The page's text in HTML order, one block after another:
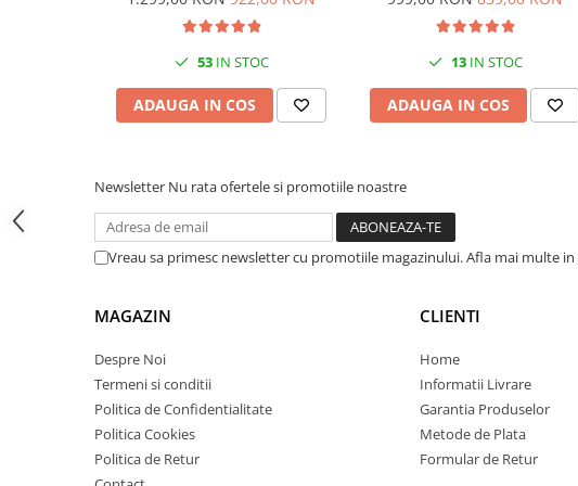
Pasta termica
SSD-uri externe
Hard disk-uri externe
Card reader
Adaptoare PCI / PCIe
Periferice PC
Kit mouse si tastatura
53IN STOC
ADAUGA IN COS
13IN STOC
ADAUGA IN COS
Newsletter Nu rata ofertele si promotiile noastre
Vreau sa primesc newsletter cu promotiile magazinului. Afla mai multe in
MAGAZIN
Despre Noi
Termeni si conditii
Politica de Confidentialitate
Politica Cookies
Politica de Retur
CLIENTI
Home
Informatii Livrare
Garantia Produselor
Metode de Plata
Formular de Retur